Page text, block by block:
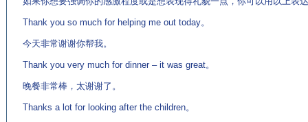
Thank you so much for helping me out today。
今天非常谢谢你帮我。
Thank you very much for dinner – it was great。
晚餐非常棒，太谢谢了。
Thanks a lot for looking after the children。